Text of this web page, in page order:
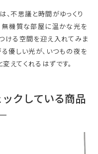
不思議と時間がゆっくり
無機質な部屋に温かな光を
ける空間を迎え入れてみま
優しい光が、いつもの夜を
えてくれるはずです。
クしている商品